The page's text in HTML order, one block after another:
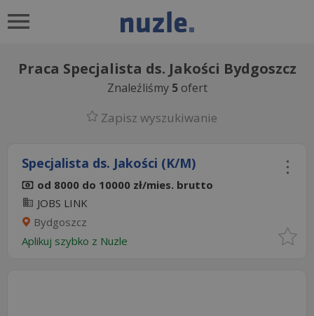
Praca Specjalista ds. Jakości Bydgoszcz
Znaleźliśmy 5ofert
Zapisz wyszukiwanie
Specjalista ds. Jakości (K/M)
od 8000 do 10000 zł/mies. brutto
JOBS LINK
Bydgoszcz
Aplikuj szybko z Nuzle